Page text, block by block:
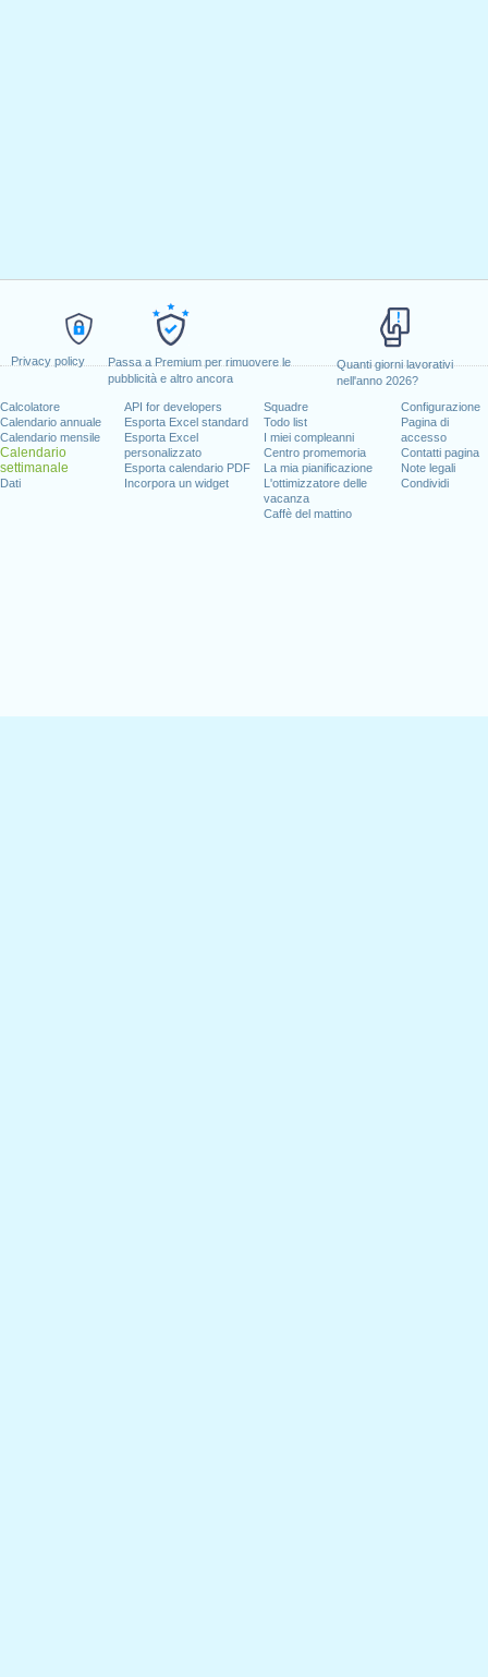
Privacy policy
Passa a Premium per rimuovere le
pubblicità e altro ancora
Quanti giorni lavorativi
nell'anno 2026?
Calcolatore
Calendario annuale
Calendario mensile
Calendario
settimanale
Dati
API for developers
Esporta Excel standard
Esporta Excel
personalizzato
Esporta calendario PDF
Incorpora un widget
Squadre
Todo list
I miei compleanni
Centro promemoria
La mia pianificazione
L'ottimizzatore delle
vacanza
Caffè del mattino
Configurazione
Pagina di
accesso
Contatti pagina
Note legali
Condividi